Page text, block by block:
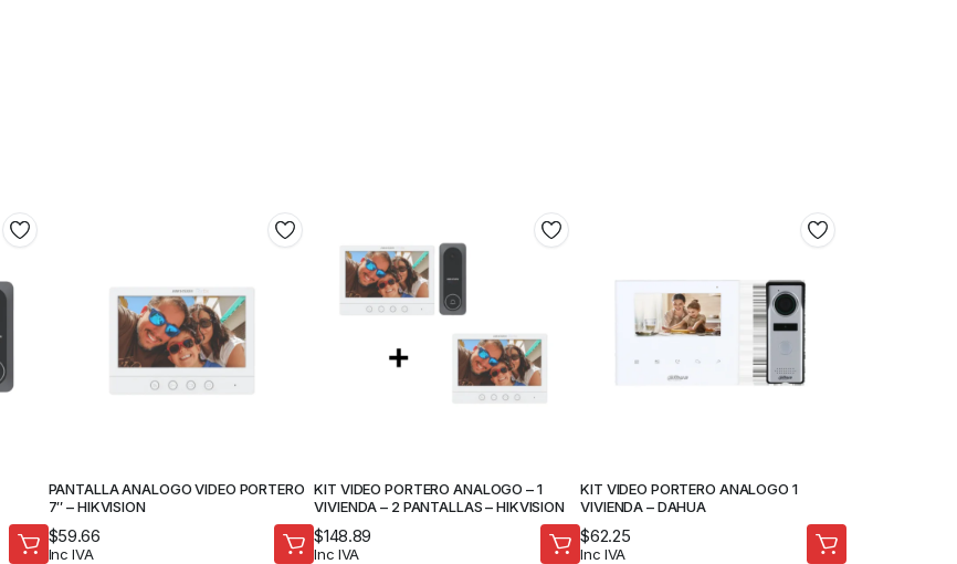
PANTALLA ANALOGO VIDEO PORTERO
7″ – HIKVISION
$59.66
Inc IVA
KIT VIDEO PORTERO ANALOGO – 1
VIVIENDA – 2 PANTALLAS – HIKVISION
$148.89
Inc IVA
KIT VIDEO PORTERO ANALOGO 1
VIVIENDA – DAHUA
$62.25
Inc IVA